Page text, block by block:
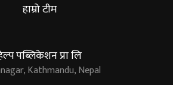
हाम्रो टीम
पब्लिकेशन प्रा लि
Kathmandu, Nepal